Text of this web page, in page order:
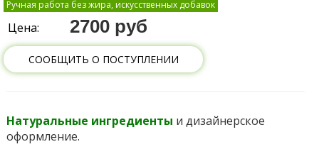
Ручная работа без жира, искусственных добавок
Цена: 2700 руб
СООБЩИТЬ О ПОСТУПЛЕНИИ
Натуральные ингредиенты и дизайнерское
оформление.